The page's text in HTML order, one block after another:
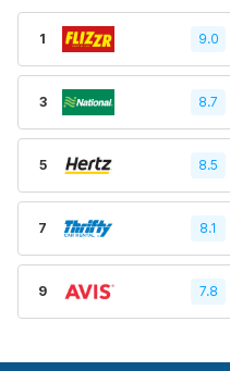
1 9.0
3 8.7
5 8.5
7 8.1
9 7.8